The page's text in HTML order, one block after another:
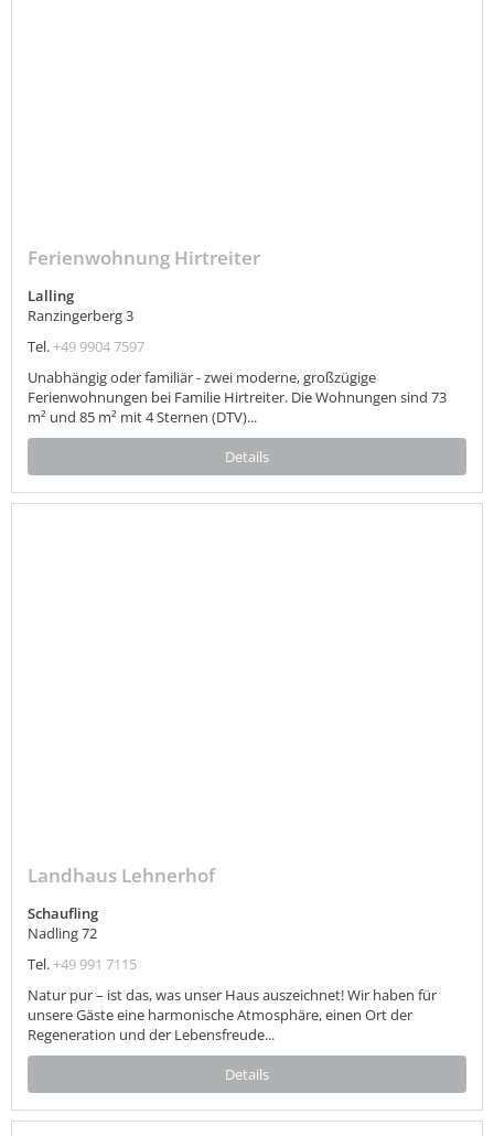
Ferienwohnung Hirtreiter
Lalling
Ranzingerberg 3
Tel.+49 9904 7597
Unabhängig oder familiär - zwei moderne, großzügige
Ferienwohnungen bei Familie Hirtreiter. Die Wohnungen sind 73
m² und 85 m² mit 4 Sternen (DTV)...
Details
Landhaus Lehnerhof
Schaufling
Nadling 72
Tel.+49 991 7115
Natur pur – ist das, was unser Haus auszeichnet! Wir haben für
unsere Gäste eine harmonische Atmosphäre, einen Ort der
Regeneration und der Lebensfreude...
Details